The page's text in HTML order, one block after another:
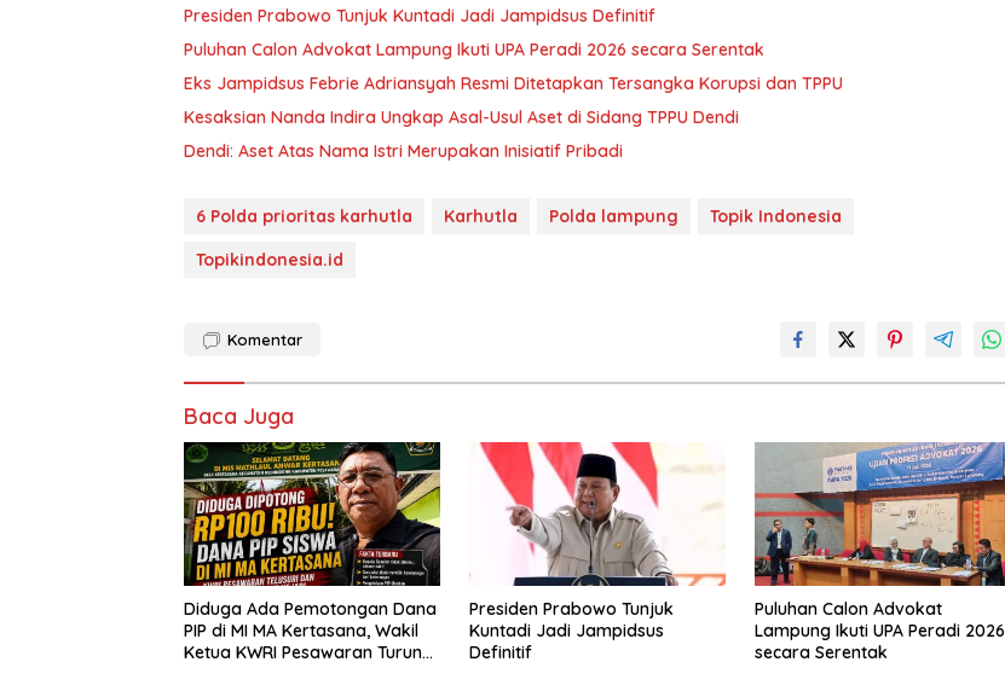
Presiden Prabowo Tunjuk Kuntadi Jadi Jampidsus Definitif
Puluhan Calon Advokat Lampung Ikuti UPA Peradi 2026 secara Serentak
Eks Jampidsus Febrie Adriansyah Resmi Ditetapkan Tersangka Korupsi dan TPPU
Kesaksian Nanda Indira Ungkap Asal-Usul Aset di Sidang TPPU Dendi
Dendi: Aset Atas Nama Istri Merupakan Inisiatif Pribadi
6 Polda prioritas karhutla Karhutla Polda lampung
Topik Indonesia
Topikindonesia.id
Komentar
Baca Juga
Diduga Ada Pemotongan Dana
PIP di MI MA Kertasana, Wakil
Ketua KWRI Pesawaran Turun
Presiden Prabowo Tunjuk
Kuntadi Jadi Jampidsus
Definitif
Puluhan Calon Advokat
Lampung Ikuti UPA Peradi 2026
secara Serentak